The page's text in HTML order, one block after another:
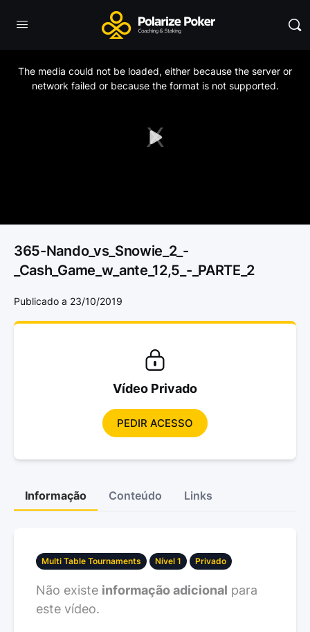
Play
The media could not be loaded, either because the server or
network failed or because the format is not supported.
365-Nando_vs_Snowie_2_-
_Cash_Game_w_ante_12,5_-_PARTE_2
Publicado a 23/10/2019
Vídeo Privado
PEDIR ACESSO
Informação Conteúdo Links
Multi Table Tournaments Nível 1 Privado
Não existe informação adicional para
este vídeo.